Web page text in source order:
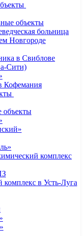
объекты
больница
Новгороде
в Свиблове
Сити)
Кофемания
комплекс
комплекс в Усть-Луга